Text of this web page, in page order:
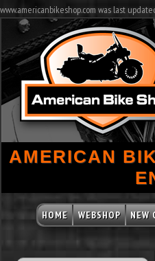
www.americanbikeshop.com was last
AMERICAN
HOME WEBSHOP NEW